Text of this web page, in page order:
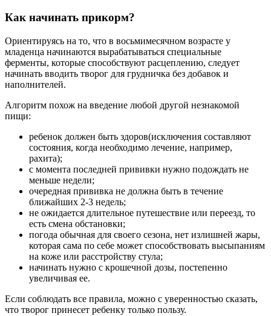
Как начинать прикорм?
Ориентируясь на то, что в восьмимесячном возрасте у
младенца начинаются вырабатываться специальные
ферменты, которые способствуют расцеплению, следует
начинать вводить творог для грудничка без добавок и
наполнителей.
Алгоритм похож на введение любой другой незнакомой
пищи:
ребенок должен быть здоров(исключения составляют
состояния, когда необходимо лечение, например,
рахита);
с момента последней прививки нужно подождать не
меньше недели;
очередная прививка не должна быть в течение
ближайших 2-3 недель;
не ожидается длительное путешествие или переезд, то
есть смена обстановки;
погода обычная для своего сезона, нет излишней жары,
которая сама по себе может способствовать высыпаниям
на коже или расстройству стула;
начинать нужно с крошечной дозы, постепенно
увеличивая ее.
Если соблюдать все правила, можно с уверенностью сказать,
что творог принесет ребенку только пользу.